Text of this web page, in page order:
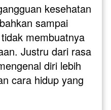
kesehatan
sampai
membuatnya
Justru dari rasa
diri lebih
cara hidup yang